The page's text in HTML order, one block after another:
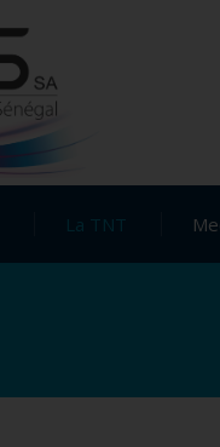
La TNT